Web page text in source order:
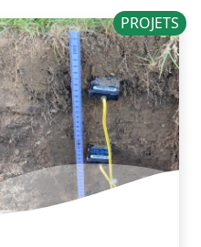
PROJETS